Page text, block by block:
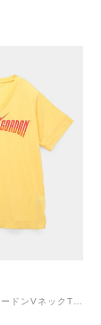
M0695 フラッシュゴードンVネックTシャツ